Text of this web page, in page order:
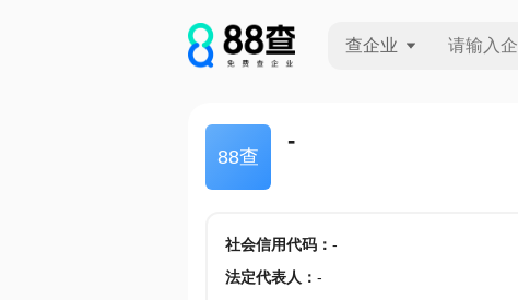
查企业
88查
-
社会信用代码： -
法定代表人 ： -